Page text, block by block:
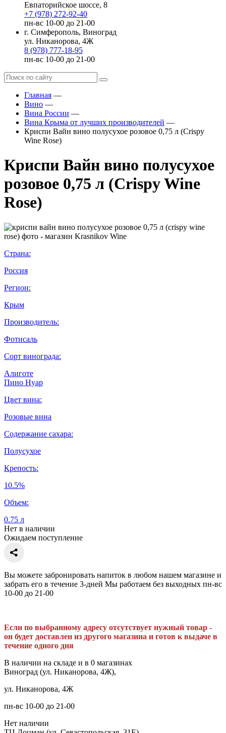
Евпаторийское шоссе, 8
+7 (978) 272-92-40
пн-вс 10-00 до 21-00
г. Симферополь, Виноград
ул. Никанорова, 4Ж
8 (978) 777-18-95
пн-вс 10-00 до 21-00
Главная —
Вино —
Вина России —
Вина Крыма от лучших производителей —
Криспи Вайн вино полусухое розовое 0,75 л (Crispy
Wine Rose)
Криспи Вайн вино полусухое
розовое 0,75 л (Crispy Wine
Rose)
Страна:
Россия
Регион:
Крым
Производитель:
Фотисаль
Сорт винограда:
Алиготе
Пино Нуар
Цвет вина:
Розовые вина
Содержание сахара:
Полусухое
Крепость:
10.5%
Объем:
0.75 л
Нет в наличии
Ожидаем поступление
Вы можете забронировать напиток в любом нашем магазине и
забрать его в течение 3-дней Мы работаем без выходных пн-вс
10-00 до 21-00
Если по выбранному адресу отсутствует нужный товар -
он будет доставлен из другого магазина и готов к выдаче в
течение одного дня
В наличии на складе и в 0 магазинах
Виноград (ул. Никанорова, 4Ж),
ул. Никанорова, 4Ж
пн-вс 10-00 до 21-00
Нет наличии